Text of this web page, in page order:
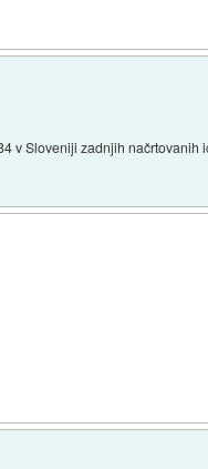
v Sloveniji zadnjih